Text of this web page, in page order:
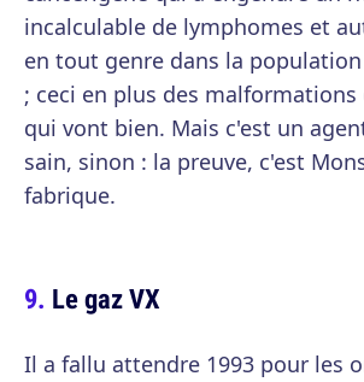
incalculable de lymphomes et
en tout genre dans la
; ceci en plus des malformations
qui vont bien. Mais c'est un
sain, sinon : la preuve, c'est
fabrique.
Le gaz VX
Il a fallu attendre 1993 pour les